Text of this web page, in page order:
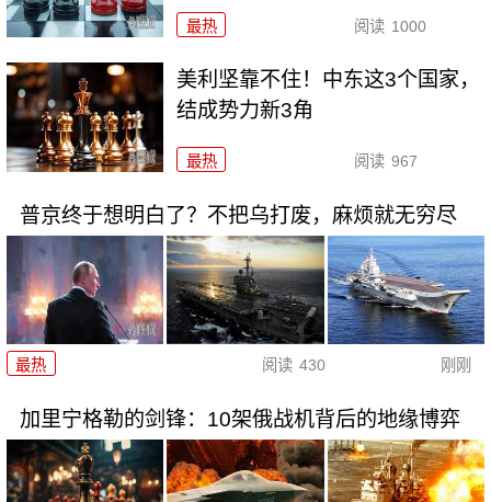
最热 阅读 1000
美利坚靠不住！中东这3个国家，
结成势力新3角
最热 阅读 967
普京终于想明白了？不把乌打废，麻烦就无穷尽
最热 阅读 430 刚刚
加里宁格勒的剑锋：10架俄战机背后的地缘博弈